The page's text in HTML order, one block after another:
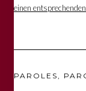
einen
PAROLES,